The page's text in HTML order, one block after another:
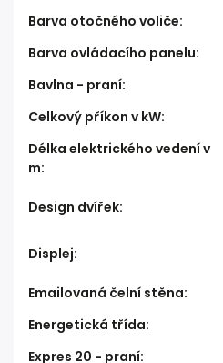
Barva otočného voliče:
Barva ovládacího panelu:
Bavlna - praní:
Celkový příkon v kW:
Délka elektrického vedení v
m:
Design dvířek:
Displej:
Emailovaná čelní stěna:
Energetická třída:
Expres 20 - praní: